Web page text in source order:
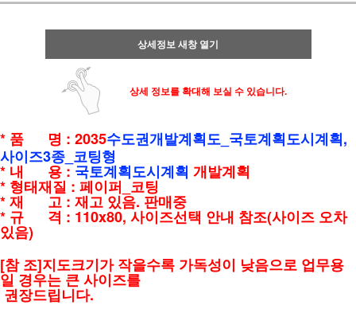
상세정보 새창 열기
상세 정보를 확대해 보실 수 있습니다.
* 품 명 : 2035수도권개발계획도_ 국토계획도시계획,
사이즈3종_코팅형
* 내 용 :국토계획도시계획 개발계획
* 형태재질 : 페이퍼_코팅
* 재 고 : 재고 있음. 판매중
* 규 격 : 110x80, 사이즈선택 안내 참조(사이즈 오차
있음)
[참 조]지도크기가 작을수록 가독성이 낮음으로 업무용
일 경우는 큰 사이즈를
권장드립니다.